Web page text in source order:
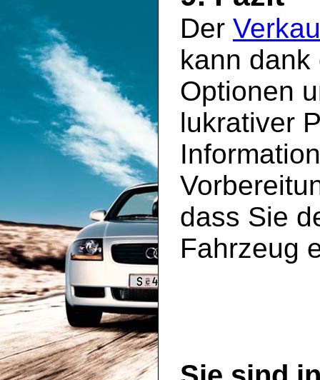
Der
kann
Optionen
lukrativer
dass Sie
Fahrzeug